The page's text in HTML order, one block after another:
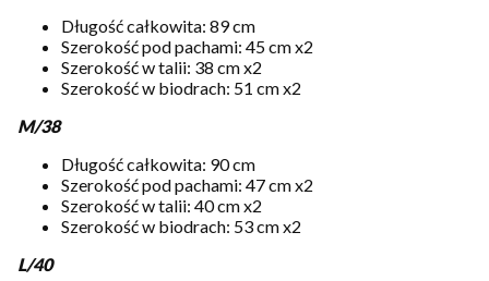
Długość całkowita: 89 cm
Szerokość pod pachami: 45 cm x2
Szerokość w talii: 38 cm x2
Szerokość w biodrach: 51 cm x2
M/38
Długość całkowita: 90 cm
Szerokość pod pachami: 47 cm x2
Szerokość w talii: 40 cm x2
Szerokość w biodrach: 53 cm x2
L/40